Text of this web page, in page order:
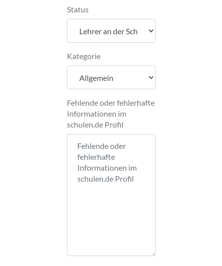
Status
Kategorie
Fehlende oder fehlerhafte
Informationen im
schulen.de Profil